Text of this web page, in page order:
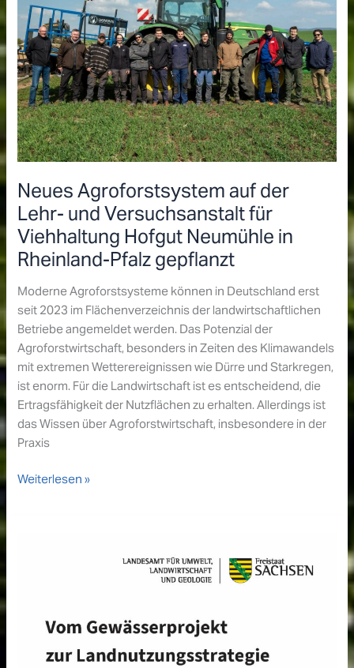
und
Impulsgeber
gesucht!
Neues Agroforstsystem auf der
Lehr- und Versuchsanstalt für
Viehhaltung Hofgut Neumühle in
Rheinland-Pfalz gepflanzt
Moderne Agroforstsysteme können in Deutschland erst
seit 2023 im Flächenverzeichnis der landwirtschaftlichen
Betriebe angemeldet werden. Das Potenzial der
Agroforstwirtschaft, besonders in Zeiten des Klimawandels
mit extremen Wetterereignissen wie Dürre und Starkregen,
ist enorm. Für die Landwirtschaft ist es entscheidend, die
Ertragsfähigkeit der Nutzflächen zu erhalten. Allerdings ist
das Wissen über Agroforstwirtschaft, insbesondere in der
Praxis
Neues
Viehhaltung
Hofgut
Weiterlesen »